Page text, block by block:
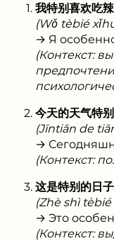
我特别喜欢吃辣
(Wǒ tèbié
→ Я
(Контекст:
今天的天气特别
(Jīntiān de
→
(Контекст:
这是特别的日
(Zhè shì
→ Это
(Контекст: